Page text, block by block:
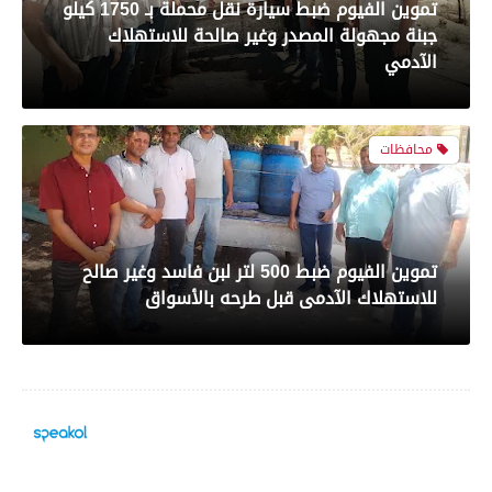
بعدسة الخبر المصري| شاهد أبرز لقطات مباراة
الأهلي و سيراميك فى الدورى
رياضة
بعدسة الخبر المصري| شاهد أبرز لقطات مباراة
الزمالك والمصري البورسعيدي فى الدوري
تموين الفيوم ضبط سيارة نقل محملة بـ 1750 كيلو
جبنة مجهولة المصدر وغير صالحة للاستهلاك
الآدمي
محافظات
تموين الفيوم ضبط 500 لتر لبن فاسد وغير صالح
للاستهلاك الآدمى قبل طرحه بالأسواق